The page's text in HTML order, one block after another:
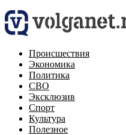
Происшествия
Экономика
Политика
СВО
Эксклюзив
Спорт
Культура
Полезное